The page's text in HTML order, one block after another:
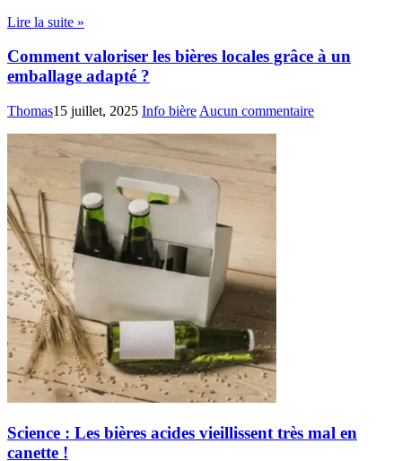
Lire la suite »
Comment valoriser les bières locales grâce à un
emballage adapté ?
Thomas15 juillet, 2025 Info bière Aucun commentaire
Science : Les bières acides vieillissent très mal en
canette !